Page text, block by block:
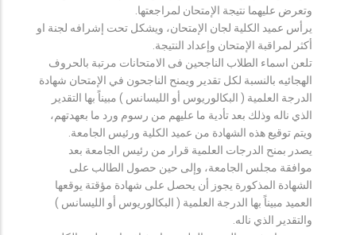
وتعرض عليهما نتيجة الإمتحان لمراجعتها.
يرأس عميد الكلية لجان الإمتحان، ويشكل تحت إشرافه لجنة او
أكثر لمراقبة الإمتحان وإعداد النتيجة.
تلعن اسماء الطلاب الناجحين فى الامتحانات مرتبة بالحروف
الهجائيه بالنسبة لكل تقدير ويمنح الناجحون في الإمتحان شهادة
الدرجة العلمية ( البكالوريوس أو الليسانس ) مبيناً بها التقدير
الذي ناله وذلك بعد تأدية ما عليهم من رسوم ورد ما بعهدتهم،
ويتم توقيع هذه الشهادة من عميد الكلية ورئيس الجامعة.
يصدر بمنح الدرجات العلمية قرار من رئيس الجامعة بعد
موافقة مجلس الجامعة، وإلى حين حصول الطالب على
الشهادة المذكورة يجوز أن يحصل على شهادة مؤقتة يوقعها
العميد مبيناً بها الدرجة العلمية ( البكالوريوس أو الليسانس )
والتقدير الذي ناله.